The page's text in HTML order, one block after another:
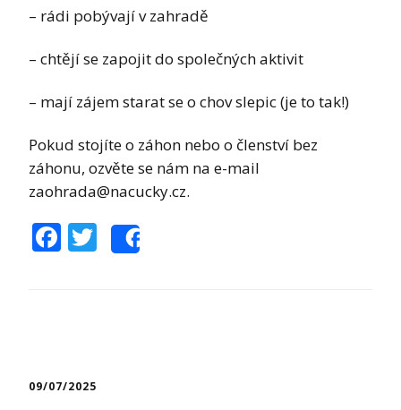
– rádi pobývají v zahradě
– chtějí se zapojit do společných aktivit
– mají zájem starat se o chov slepic (je to tak!)
Pokud stojíte o záhon nebo o členství bez
záhonu, ozvěte se nám na e-mail
zaohrada@nacucky.cz.
Facebook
Twitter
09/07/2025